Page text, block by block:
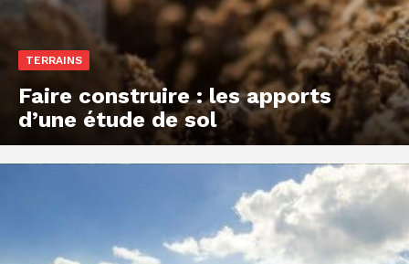
TERRAINS
Faire construire : les apports
d’une étude de sol